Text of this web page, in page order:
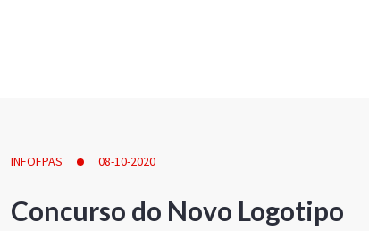
INFOFPAS 08-10-2020
Concurso do Novo Logotipo